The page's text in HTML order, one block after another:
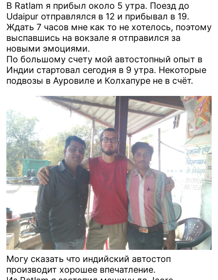
В Ratlam я прибыл около 5 утра. Поезд до
Udaipur отправлялся в 12 и прибывал в 19.
Ждать 7 часов мне как то не хотелось, поэтому
выспавшись на вокзале я отправился за
новыми эмоциями.
По большому счету мой автостопный опыт в
Индии стартовал сегодня в 9 утра. Некоторые
подвозы в Ауровиле и Колхапуре не в счёт.
Могу сказать что индийский автостоп
производит хорошее впечатление.